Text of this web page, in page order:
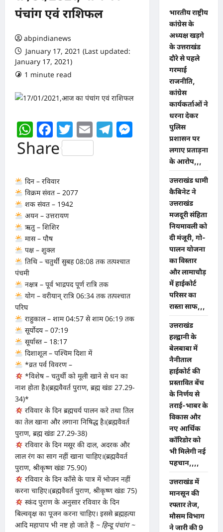
पंचांग एवं राशिफल
abpindianews
January 17, 2021 (Last updated:
January 17, 2021)
1 minute read
WhatsApp
Facebook
Twitter
EmailTelegram
Messenger
Share
दिन – रविवार
विक्रम संवत – 2077
शक संवत – 1942
अयन – उत्तरायण
ऋतु – शिशिर
मास – पौष
पक्ष – शुक्ल
तिथि – चतुर्थी सुबह 08:08 तक तत्पश्चात
पंचमी
नक्षत्र – पूर्व भाद्रपद पूर्ण रात्रि तक
योग – वरीयान् रात्रि 06:34 तक तत्पश्चात
परिघ
राहुकाल – शाम 04:57 से शाम 06:19 तक
सूर्योदय – 07:19
सूर्यास्त – 18:17
दिशाशूल – पश्चिम दिशा में
*व्रत पर्व विवरण –
*विशेष – चतुर्थी को मूली खाने से धन का
नाश होता है।(ब्रह्मवैवर्त पुराण, ब्रह्म खंडः 27.29-
34)*
रविवार के दिन ब्रह्मचर्य पालन करे तथा तिल
का तेल खाना और लगाना निषिद्ध है।(ब्रह्मवैवर्त
पुराण, ब्रह्म खंडः 27.29-38)
रविवार के दिन मसूर की दाल, अदरक और
लाल रंग का साग नहीं खाना चाहिए।(ब्रह्मवैवर्त
पुराण, श्रीकृष्ण खंडः 75.90)
रविवार के दिन काँसे के पात्र में भोजन नहीं
करना चाहिए।(ब्रह्मवैवर्त पुराण, श्रीकृष्ण खंडः 75)
स्कंद पुराण के अनुसार रविवार के दिन
बिल्ववृक्ष का पूजन करना चाहिए। इससे ब्रह्महत्या
आदि महापाप भी नष्ट हो जाते हैं ~ हिन्दू पंचांग ~
भारतीय राष्ट्रीय
कांग्रेस के
अध्यक्ष खड़गे
के उत्तराखंड
दौरे से पहले
गरमाई
राजनीति,
कांग्रेस
कार्यकर्ताओं ने
धरना देकर
पुलिस
प्रशासन पर
लगाए प्रताड़ना
के आरोप,,,
उत्तराखंड धामी
कैबिनेट ने
उत्तराखंड
मजदूरी संहिता
नियमावली को
दी मंजूरी, गो-
पालन योजना
का विस्तार
और लामाचौड़
में हाईकोर्ट
परिसर का
रास्ता साफ,,,
उत्तराखंड
हल्द्वानी के
बेलबाबा में
नैनीताल
हाईकोर्ट की
प्रस्तावित बेंच
के निर्णय से
तराई-भाबर के
विकास और
नए आर्थिक
कॉरिडोर को
भी मिलेगी नई
पहचान,,,,
उत्तराखंड में
मानसून की
रफ्तार तेज,
मौसम विभाग
ने जारी की 9